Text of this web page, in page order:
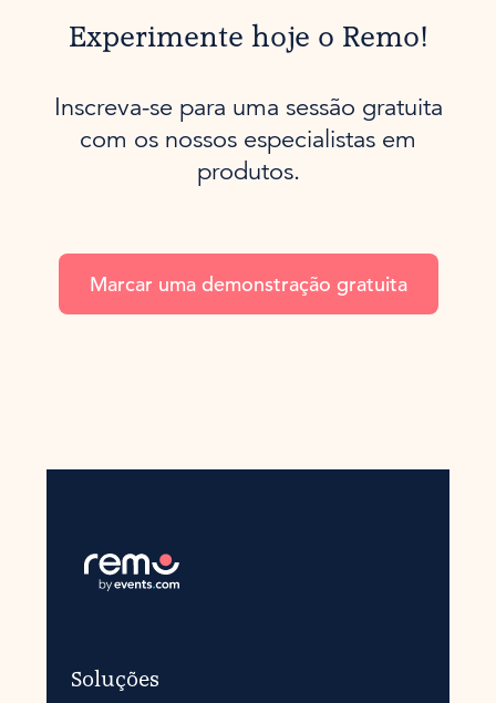
Experimente hoje o Remo!
Inscreva-se para uma sessão gratuita
com os nossos especialistas em
produtos.
Marcar uma demonstração gratuita
Soluções